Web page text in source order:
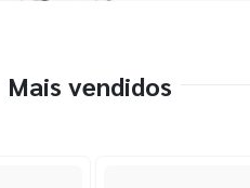
Mais vendidos